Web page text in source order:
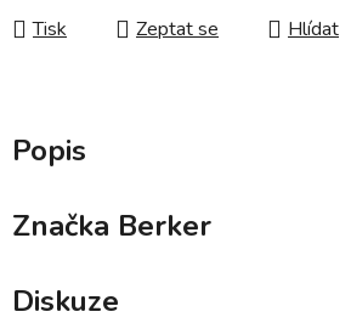
Tisk Zeptat se Hlídat
Popis
Značka Berker
Diskuze